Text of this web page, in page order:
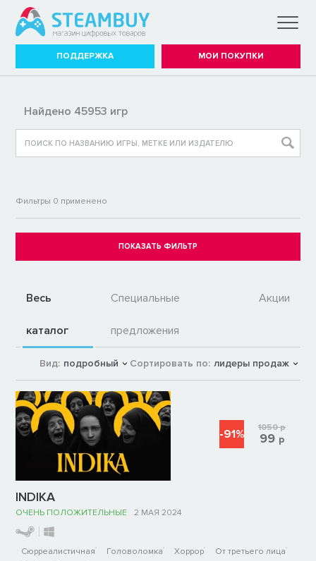
ПОДДЕРЖКА МОИ ПОКУПКИ
Найдено 45953 игр
Фильтры 0 применено
Весь
каталог
Специальные
предложения
Акции
Вид: подробный Сортировать по: лидеры продаж
INDIKA
ОЧЕНЬ ПОЛОЖИТЕЛЬНЫЕ 2 МАЯ 2024
Сюрреалистичная Головоломка Хоррор
От третьего лица
-91% 1050р
99 р